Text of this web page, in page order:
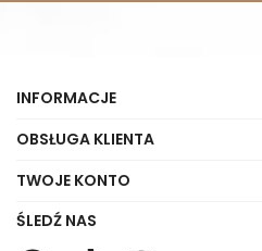
INFORMACJE
OBSŁUGA KLIENTA
TWOJE KONTO
ŚLEDŹ NAS